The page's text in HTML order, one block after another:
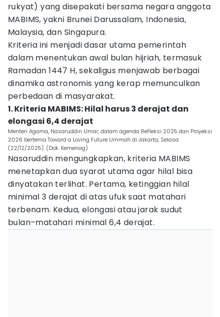
rukyat) yang disepakati bersama negara anggota
MABIMS, yakni Brunei Darussalam, Indonesia,
Malaysia, dan Singapura.
Kriteria ini menjadi dasar utama pemerintah
dalam menentukan awal bulan hijriah, termasuk
Ramadan 1447 H, sekaligus menjawab berbagai
dinamika astronomis yang kerap memunculkan
perbedaan di masyarakat.
1. Kriteria MABIMS: Hilal harus 3 derajat dan
elongasi 6,4 derajat
Menteri Agama, Nasaruddin Umar, dalam agenda Refleksi 2025 dan Proyeksi
2026 bertema Toward a Loving Future Ummah di Jakarta, Selasa
(22/12/2025). (Dok. Kemenag)
Nasaruddin mengungkapkan, kriteria MABIMS
menetapkan dua syarat utama agar hilal bisa
dinyatakan terlihat. Pertama, ketinggian hilal
minimal 3 derajat di atas ufuk saat matahari
terbenam. Kedua, elongasi atau jarak sudut
bulan–matahari minimal 6,4 derajat.